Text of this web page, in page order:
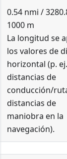
0.54 nmi /
1000 m
La longitud se
los valores de
horizontal (p.
distancias de
conducción/
distancias de
maniobra en la
navegación).